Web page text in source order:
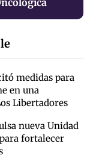
medidas para
en una
Libertadores
nueva Unidad
fortalecer